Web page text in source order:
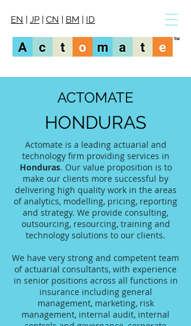
EN | JP | CN | BM | ID
ACTOMATE
HONDURAS
Actomate is a leading actuarial and
technology firm providing services in
Honduras. Our value proposition is to
make our clients more successful by
delivering high quality work in the areas
of analytics, modelling, pricing, reporting
and strategy. We provide consulting,
outsourcing, resourcing, training and
technology solutions to our clients.
We have very strong and competent team
of actuarial consultants, with experience
in senior positions across all functions in
insurance including general
management, marketing, risk
management, internal audit, internal